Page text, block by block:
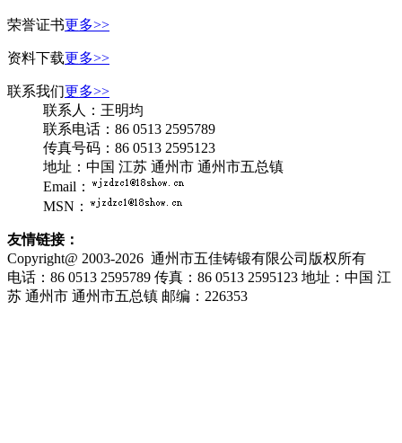
荣誉证书更多>>
资料下载更多>>
联系我们更多>>
联系人：王明均
联系电话：86 0513 2595789
传真号码：86 0513 2595123
地址：中国 江苏 通州市 通州市五总镇
Email：
MSN：
友情链接：
Copyright@ 2003-2026 通州市五佳铸锻有限公司 版权所有
电话：86 0513 2595789 传真：86 0513 2595123 地址：中国 江
苏 通州市 通州市五总镇 邮编：226353